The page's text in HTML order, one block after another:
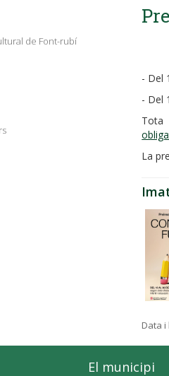
de Font-rubí
- Del
- Del
La
Data
El municipi